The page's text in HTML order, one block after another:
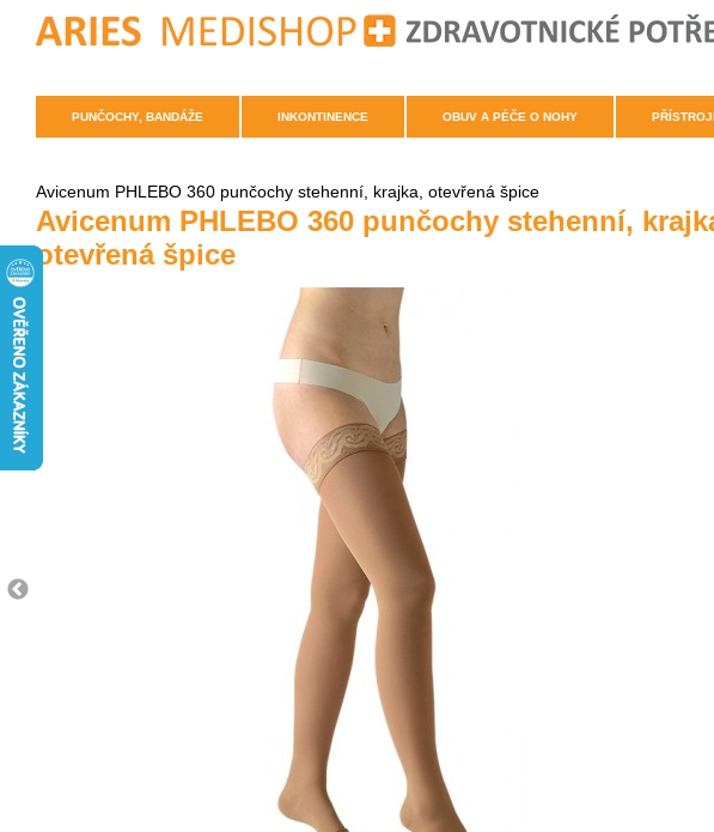
PUNČOCHY, BANDÁŽE INKONTINENCE OBUV A PÉČE O NOHY
Avicenum PHLEBO 360 punčochy stehenní, krajka, otevřená špice
Avicenum PHLEBO 360 punčochy stehenní,
otevřená špice